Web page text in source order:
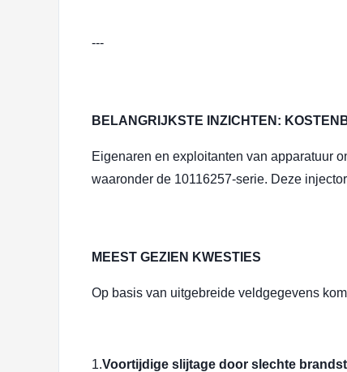
---
BELANGRIJKSTE INZICHTEN:
Eigenaren en exploitanten van apparatuur
waaronder de 10116257-serie. Deze
MEEST GEZIEN KWESTIES
Op basis van uitgebreide veldgegevens
1.Voortijdige slijtage door slechte